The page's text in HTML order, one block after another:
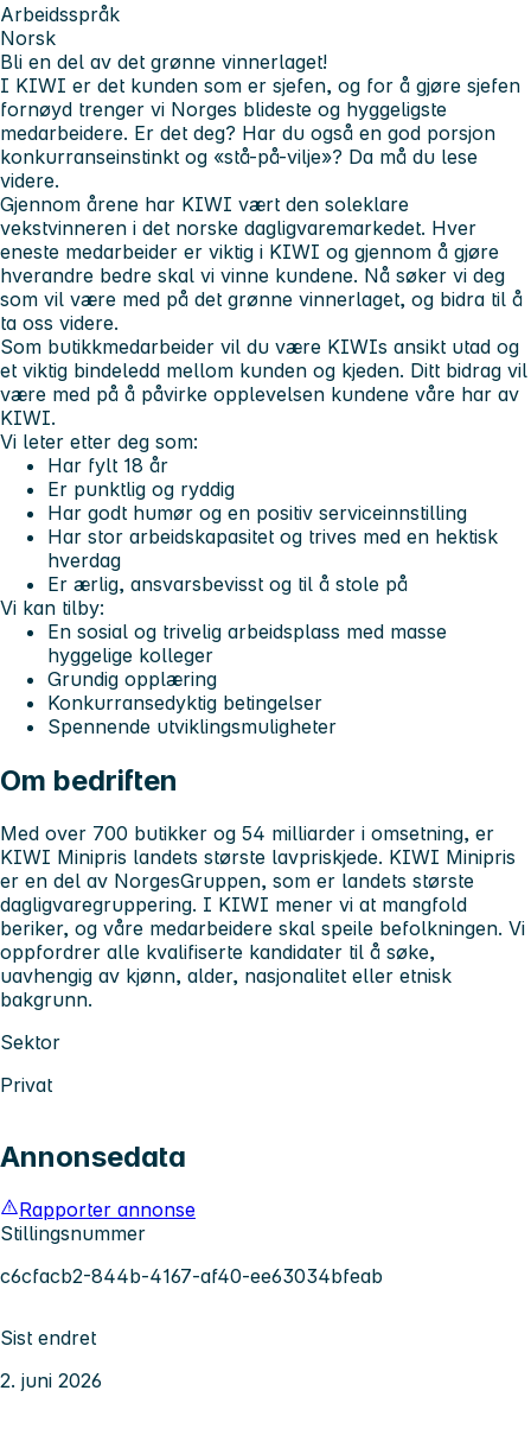
Arbeidsspråk
Norsk
Bli en del av det grønne vinnerlaget!
I KIWI er det kunden som er sjefen, og for å gjøre sjefen
fornøyd trenger vi Norges blideste og hyggeligste
medarbeidere. Er det deg? Har du også en god porsjon
konkurranseinstinkt og «stå-på-vilje»? Da må du lese
videre.
Gjennom årene har KIWI vært den soleklare
vekstvinneren i det norske dagligvaremarkedet. Hver
eneste medarbeider er viktig i KIWI og gjennom å gjøre
hverandre bedre skal vi vinne kundene. Nå søker vi deg
som vil være med på det grønne vinnerlaget, og bidra til å
ta oss videre.
Som butikkmedarbeider vil du være KIWIs ansikt utad og
et viktig bindeledd mellom kunden og kjeden. Ditt bidrag vil
være med på å påvirke opplevelsen kundene våre har av
KIWI.
Vi leter etter deg som:
Har fylt 18 år
Er punktlig og ryddig
Har godt humør og en positiv serviceinnstilling
Har stor arbeidskapasitet og trives med en hektisk
hverdag
Er ærlig, ansvarsbevisst og til å stole på
Vi kan tilby:
En sosial og trivelig arbeidsplass med masse
hyggelige kolleger
Grundig opplæring
Konkurransedyktig betingelser
Spennende utviklingsmuligheter
Om bedriften
Med over 700 butikker og 54 milliarder i omsetning, er
KIWI Minipris landets største lavpriskjede. KIWI Minipris
er en del av NorgesGruppen, som er landets største
dagligvaregruppering. I KIWI mener vi at mangfold
beriker, og våre medarbeidere skal speile befolkningen. Vi
oppfordrer alle kvalifiserte kandidater til å søke,
uavhengig av kjønn, alder, nasjonalitet eller etnisk
bakgrunn.
Sektor
Privat
Annonsedata
Rapporter annonse
Stillingsnummer
c6cfacb2-844b-4167-af40-ee63034bfeab
Sist endret
2. juni 2026